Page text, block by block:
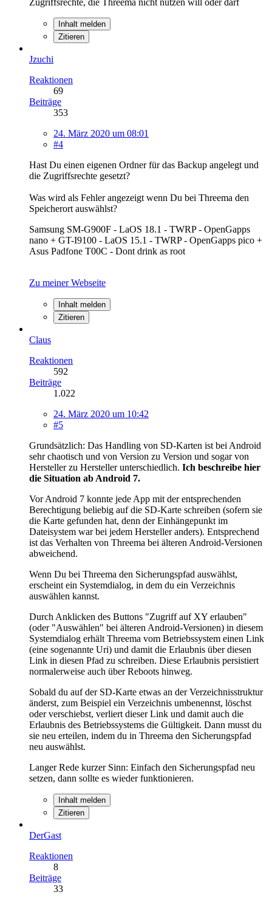
Inhalt melden
Zitieren
Jzuchi
Reaktionen
69
Beiträge
353
24. März 2020 um 08:01
#4
Hast Du einen eigenen Ordner für das Backup angelegt und
die Zugriffsrechte gesetzt?
Was wird als Fehler angezeigt wenn Du bei Threema den
Speicherort auswählst?
Samsung SM-G900F - LaOS 18.1 - TWRP - OpenGapps
nano + GT-I9100 - LaOS 15.1 - TWRP - OpenGapps pico +
Asus Padfone T00C - Dont drink as root
Zu meiner Webseite
Inhalt melden
Zitieren
Claus
Reaktionen
592
Beiträge
1.022
24. März 2020 um 10:42
#5
Grundsätzlich: Das Handling von SD-Karten ist bei Android
sehr chaotisch und von Version zu Version und sogar von
Hersteller zu Hersteller unterschiedlich. Ich beschreibe hier
die Situation ab Android 7.
Vor Android 7 konnte jede App mit der entsprechenden
Berechtigung beliebig auf die SD-Karte schreiben (sofern sie
die Karte gefunden hat, denn der Einhängepunkt im
Dateisystem war bei jedem Hersteller anders). Entsprechend
ist das Verhalten von Threema bei älteren Android-Versionen
abweichend.
Wenn Du bei Threema den Sicherungspfad auswählst,
erscheint ein Systemdialog, in dem du ein Verzeichnis
auswählen kannst.
Durch Anklicken des Buttons "Zugriff auf XY erlauben"
(oder "Auswählen" bei älteren Android-Versionen) in diesem
Systemdialog erhält Threema vom Betriebssystem einen Link
(eine sogenannte Uri) und damit die Erlaubnis über diesen
Link in diesen Pfad zu schreiben. Diese Erlaubnis persistiert
normalerweise auch über Reboots hinweg.
Sobald du auf der SD-Karte etwas an der Verzeichnisstruktur
änderst, zum Beispiel ein Verzeichnis umbenennst, löschst
oder verschiebst, verliert dieser Link und damit auch die
Erlaubnis des Betriebssystems die Gültigkeit. Dann musst du
sie neu erteilen, indem du in Threema den Sicherungspfad
neu auswählst.
Langer Rede kurzer Sinn: Einfach den Sicherungspfad neu
setzen, dann sollte es wieder funktionieren.
Inhalt melden
Zitieren
DerGast
Reaktionen
8
Beiträge
33